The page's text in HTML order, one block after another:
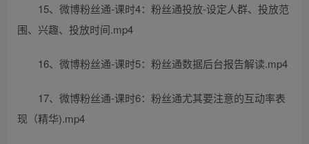
15、微博粉丝通-课时4：粉丝通投放-设定人群、投放范
围、兴趣、投放时间.mp4
16、微博粉丝通-课时5：粉丝通数据后台报告解读.mp4
17、微博粉丝通-课时6：粉丝通尤其要注意的互动率表
现（精华).mp4